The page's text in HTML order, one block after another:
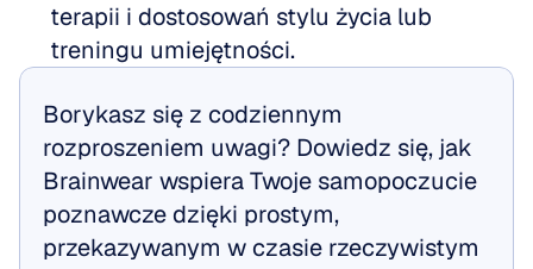
terapii i dostosowań stylu życia lub
treningu umiejętności.
Borykasz się z codziennym
rozproszeniem uwagi? Dowiedz się, jak
Brainwear wspiera Twoje samopoczucie
poznawcze dzięki prostym,
przekazywanym w czasie rzeczywistym